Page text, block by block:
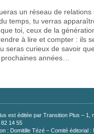
un réseau de
temps, tu verras
toi, ceux de la
à lire et compter : ils
seras curieux de savoir
années…
est éditée par Transition Plus – 1,
14 55
: Domitille Tézé – Comité éditorial :